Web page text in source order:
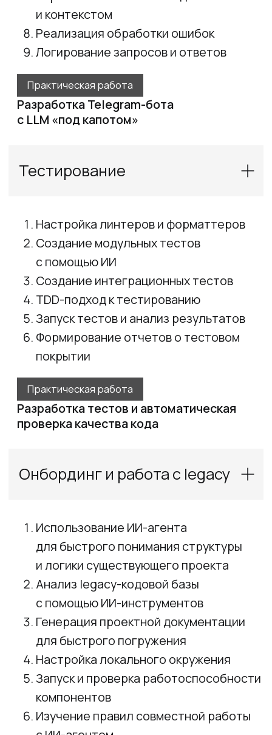
Практическая работа
Разработка frontend для ИИ-ассистента
Production-ready:
observability и деплой
Практическая работа
Реализация production-ready решения
Создание docker-compose для полной
fullstack системы
Настройка nginx как reverse proxy
приложения (Prometheus)
Дашборды: визуализация метрик
Fullstack ИИ-ассистент
с микросервисной
архитектурой
Итоговый проект
через инкрементальное развитие
проекта от идеи до production-
Базовый Telegram-бот
и интеграция с LLM
Микросервисная архитектура
и интеграция с базой данных
Frontend веб-интерфейс
Промышленная готовность
и развертывание в облаке
Backend
REST API (FastAPI) с интеграцией